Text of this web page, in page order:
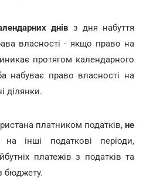
днів з дня набуття
власності - якщо право на
протягом календарного
набуває право власності на
ділянки.
платником податків, не
на інші податкові періоди,
платежів з податків та
бюджету.